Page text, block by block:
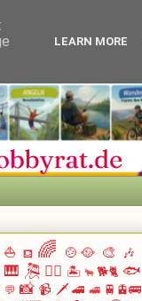
⛵ ⛾ 🌈 🍲🥘 🎨 🎶
🎹 🎘 🏄🏽 🏝️ 🐂 🐕🐈 🐟
💬 📸 📹 🗡️ 🚄 🚅 🚆🚊🚌
LEARN MORE